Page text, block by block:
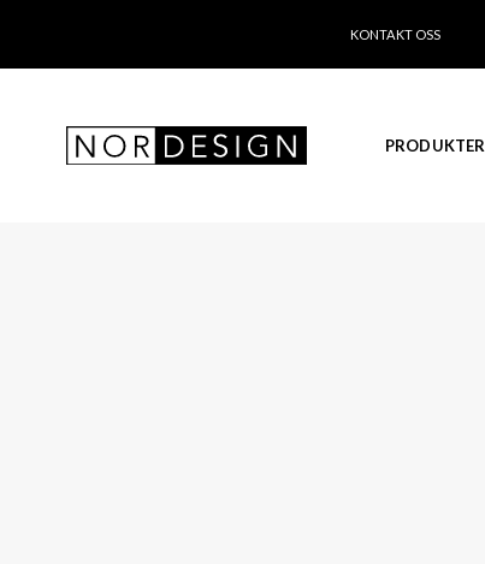
KONTAKT OSS
PRODUKTER